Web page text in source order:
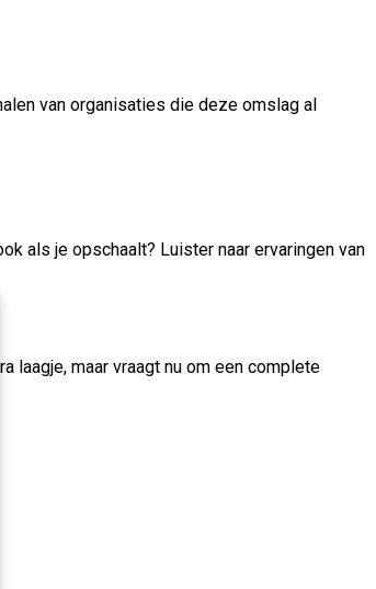
van organisaties die deze omslag al
als je opschaalt? Luister naar ervaringen van
laagje, maar vraagt nu om een complete